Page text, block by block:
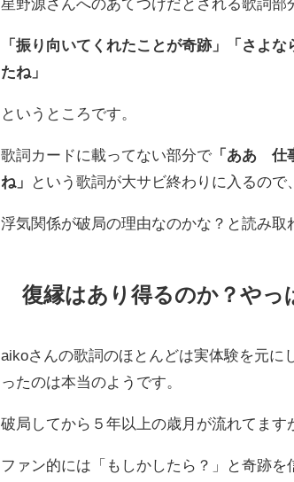
星野源さんへのあてつけだとされる歌詞部
「振り向いてくれたことが奇跡」「さよ
たね」
というところです。
歌詞カードに載ってない部分で 「ああ 仕
ね」
という歌詞が大サビ終わりに入るので
浮気関係が破局の理由なのかな？と読み取
復縁はあり得るのか？やっ
aikoさんの歌詞のほとんどは実体験を元に
ったのは本当のようです。
破局してから５年以上の歳月が流れてます
ファン的には「もしかしたら？」と奇跡